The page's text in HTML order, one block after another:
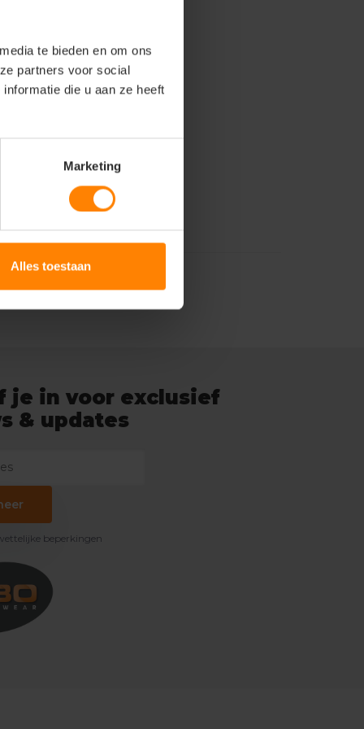
te bieden en om ons
partners voor social
die u aan ze heeft
Marketing
Alles toestaan
je in voor exclusief
& updates
beperkingen